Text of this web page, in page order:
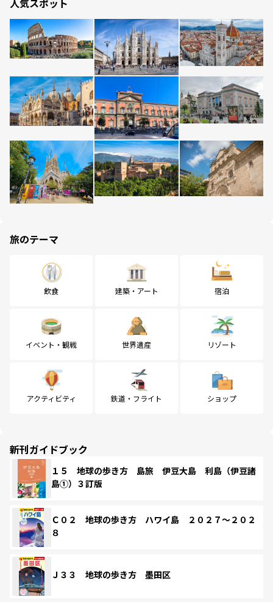
人気スポット
旅のテーマ
飲食 建築・アート 宿泊
イベント・観戦 世界遺産 リゾート
アクティビティ 鉄道・フライト ショップ
新刊ガイドブック
１５ 地球の歩き方 島旅 伊豆大島 利島（伊豆諸
島①）３訂版
Ｃ０２ 地球の歩き方 ハワイ島 ２０２７～２０２
８
Ｊ３３ 地球の歩き方 墨田区